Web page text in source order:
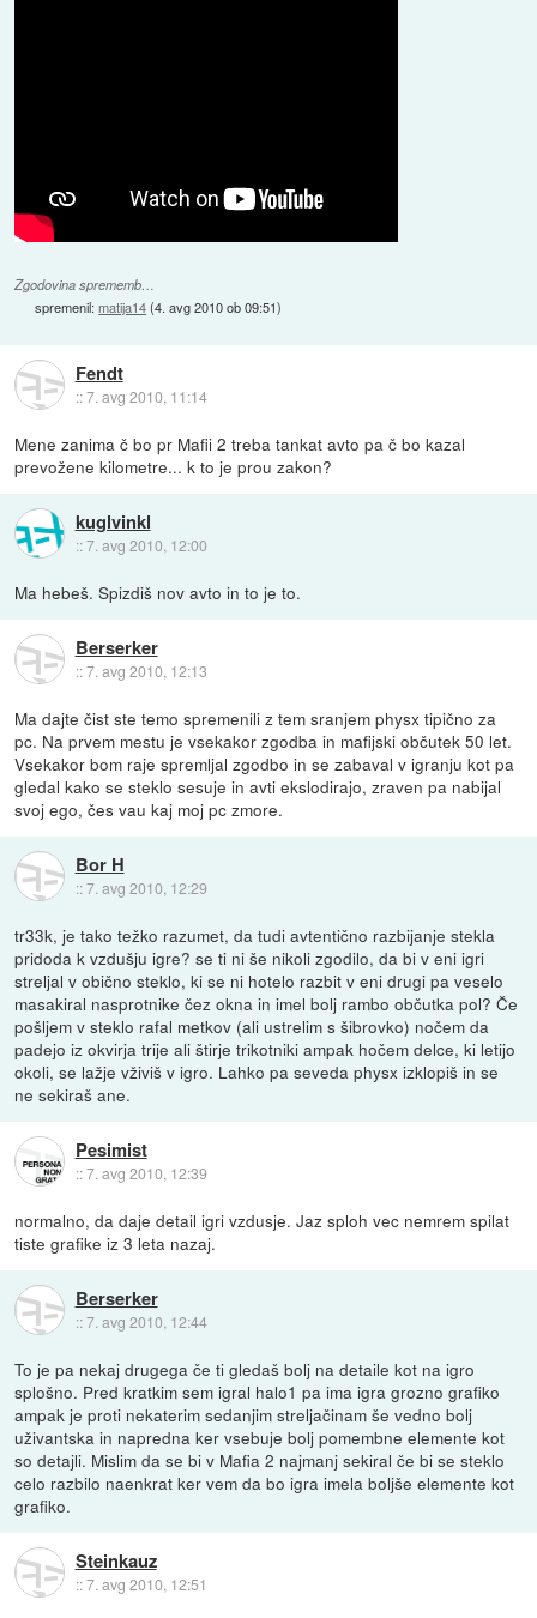
Zgodovina sprememb…
spremenil:matija14(4. avg 2010 ob 09:51)
Fendt
::7. avg 2010, 11:14
Mene zanima č bo pr Mafii 2 treba tankat avto pa č bo kazal
prevožene kilometre... k to je prou zakon?
kuglvinkl
::7. avg 2010, 12:00
Ma hebeš. Spizdiš nov avto in to je to.
Berserker
::7. avg 2010, 12:13
Ma dajte čist ste temo spremenili z tem sranjem physx tipično za
pc. Na prvem mestu je vsekakor zgodba in mafijski občutek 50 let.
Vsekakor bom raje spremljal zgodbo in se zabaval v igranju kot pa
gledal kako se steklo sesuje in avti ekslodirajo, zraven pa nabijal
svoj ego, čes vau kaj moj pc zmore.
Bor H
::7. avg 2010, 12:29
tr33k, je tako težko razumet, da tudi avtentično razbijanje stekla
pridoda k vzdušju igre? se ti ni še nikoli zgodilo, da bi v eni igri
streljal v obično steklo, ki se ni hotelo razbit v eni drugi pa veselo
masakiral nasprotnike čez okna in imel bolj rambo občutka pol? Če
pošljem v steklo rafal metkov (ali ustrelim s šibrovko) nočem da
padejo iz okvirja trije ali štirje trikotniki ampak hočem delce, ki letijo
okoli, se lažje vživiš v igro. Lahko pa seveda physx izklopiš in se
ne sekiraš ane.
Pesimist
::7. avg 2010, 12:39
normalno, da daje detail igri vzdusje. Jaz sploh vec nemrem spilat
tiste grafike iz 3 leta nazaj.
Berserker
::7. avg 2010, 12:44
To je pa nekaj drugega če ti gledaš bolj na detaile kot na igro
splošno. Pred kratkim sem igral halo1 pa ima igra grozno grafiko
ampak je proti nekaterim sedanjim streljačinam še vedno bolj
uživantska in napredna ker vsebuje bolj pomembne elemente kot
so detajli. Mislim da se bi v Mafia 2 najmanj sekiral če bi se steklo
celo razbilo naenkrat ker vem da bo igra imela boljše elemente kot
grafiko.
Steinkauz
::7. avg 2010, 12:51